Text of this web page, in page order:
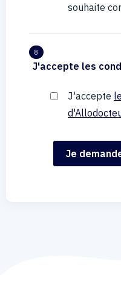
souhaite
8
J'accepte les
J'accepte